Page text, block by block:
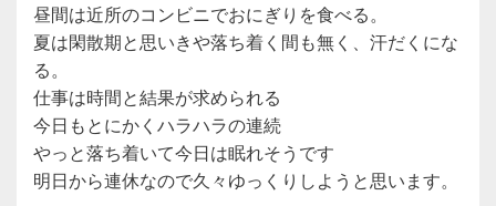
昼間は近所のコンビニでおにぎりを食べる。
夏は閑散期と思いきや落ち着く間も無く、汗だくにな
る。
仕事は時間と結果が求められる
今日もとにかくハラハラの連続
やっと落ち着いて今日は眠れそうです
明日から連休なので久々ゆっくりしようと思います。